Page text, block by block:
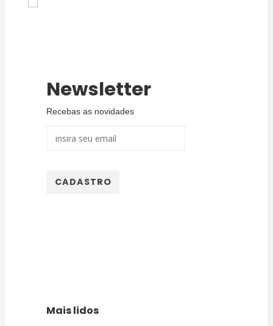
Newsletter
Recebas as novidades
Mais lidos